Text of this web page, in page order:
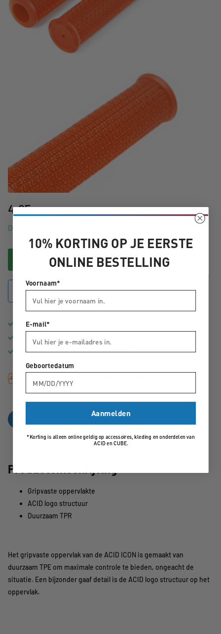
4,95
Direct uit voorraad leverbaar
In winkelwagen
Bekijk winkelvoorraad
Gratisbezorging vanaf €50,-
Binnen 1 tot 3 werkdagen
in huis
Advies van echtefietsspecialisten
Productomschrijving
Gripvaste oppervlakte
ACID logo structuur
Duurzaam TPR
Het gripvaste oppervlak van de ACID ICON is gemaakt van
duurzaam TPE om maximale controle te bieden, ongeacht de
situatie. Een bijzonder gaaf detail is de ACID logo structuur op het
oppervlak.
10% KORTING OP JE EERSTE
ONLINE BESTELLING
Voornaam*
E-mail*
Geboortedatum
Aanmelden
*Korting is alleen online geldig op accessoires, kleding en onderdelen van
ACID en CUBE.